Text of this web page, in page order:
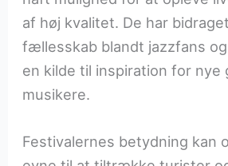
af høj kvalitet. De har
fællesskab blandt jazzfans
en kilde til inspiration for nye
musikere.
Festivalernes betydning kan